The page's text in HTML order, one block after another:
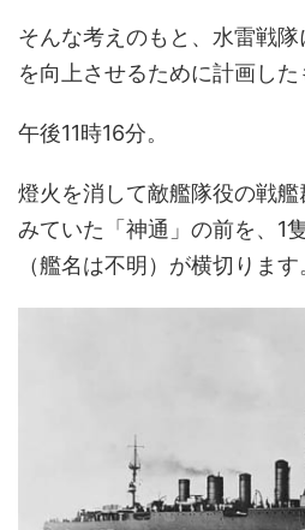
そんな考えのもと、水雷戦
を向上させるために計画した
午後11時16分。
燈火を消して敵艦隊役の戦
みていた「神通」の前を、1
（艦名は不明）が横切ります